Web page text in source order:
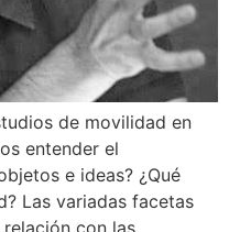
de movilidad en
entender el
e ideas? ¿Qué
Las variadas facetas
con las